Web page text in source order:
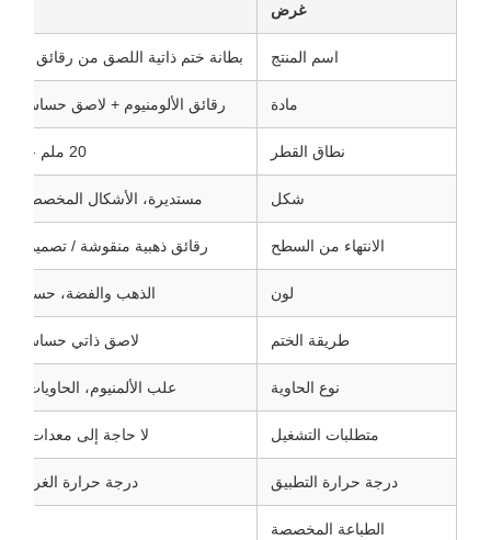
غرض
اسم المنتج بطانة ختم ذاتية اللصق من رقائق
مادة رقائق الألومنيوم + لاصق حساس
نطاق القطر 20 ملم - 120 ملم
شكل مستديرة، الأشكال المخصصة
الانتهاء من السطح رقائق ذهبية منقوشة / تصميم
لون الذهب والفضة، حسب
طريقة الختم لاصق ذاتي حساس
نوع الحاوية علب الألمنيوم، الحاويات
متطلبات التشغيل لا حاجة إلى معدات
درجة حرارة التطبيق درجة حرارة الغرفة
الطباعة المخصصة